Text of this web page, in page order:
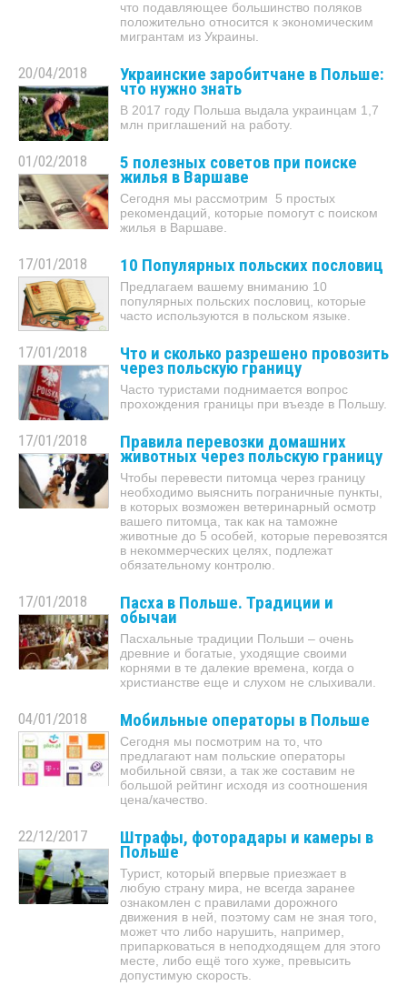
что подавляющее большинство поляков
положительно относится к экономическим
мигрантам из Украины.
20/04/2018 Украинские заробитчане в Польше:
что нужно знать
В 2017 году Польша выдала украинцам 1,7
млн приглашений на работу.
01/02/2018 5 полезных советов при поиске
жилья в Варшаве
Сегодня мы рассмотрим 5 простых
рекомендаций, которые помогут с поиском
жилья в Варшаве.
17/01/2018 10 Популярных польских пословиц
Предлагаем вашему вниманию 10
популярных польских пословиц, которые
часто используются в польском языке.
17/01/2018 Что и сколько разрешено провозить
через польскую границу
Часто туристами поднимается вопрос
прохождения границы при въезде в Польшу.
17/01/2018 Правила перевозки домашних
животных через польскую границу
Чтобы перевести питомца через границу
необходимо выяснить пограничные пункты,
в которых возможен ветеринарный осмотр
вашего питомца, так как на таможне
животные до 5 особей, которые перевозятся
в некоммерческих целях, подлежат
обязательному контролю.
17/01/2018 Пасха в Польше. Традиции и
обычаи
Пасхальные традиции Польши – очень
древние и богатые, уходящие своими
корнями в те далекие времена, когда о
христианстве еще и слухом не слыхивали.
04/01/2018 Мобильные операторы в Польше
Сегодня мы посмотрим на то, что
предлагают нам польские операторы
мобильной связи, а так же составим не
большой рейтинг исходя из соотношения
цена/качество.
22/12/2017 Штрафы, фоторадары и камеры в
Польше
Турист, который впервые приезжает в
любую страну мира, не всегда заранее
ознакомлен с правилами дорожного
движения в ней, поэтому сам не зная того,
может что либо нарушить, например,
припарковаться в неподходящем для этого
месте, либо ещё того хуже, превысить
допустимую скорость.